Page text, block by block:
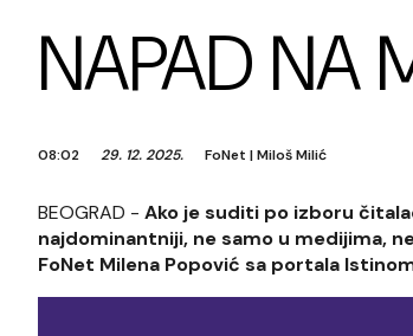
NAPAD NA
08:02 29. 12. 2025. FoNet |Miloš Milić
BEOGRAD - Ako je suditi po izboru
najdominantniji, ne samo u medijima,
FoNet Milena Popović sa portala